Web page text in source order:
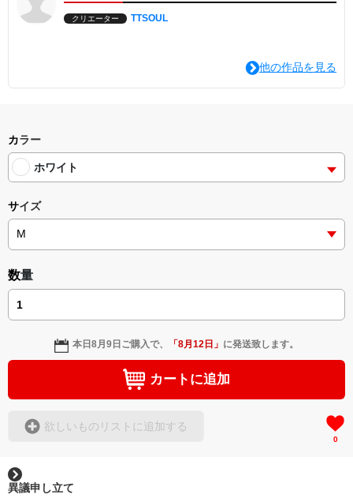
クリエーター TTSOUL
他の作品を見る
カラー
ホワイト
サイズ
数量
本日8月9日 ご購入で、 「8月12日 」 に発送致します。
カートに追加
欲しいものリストに追加する
0
異議申し立て